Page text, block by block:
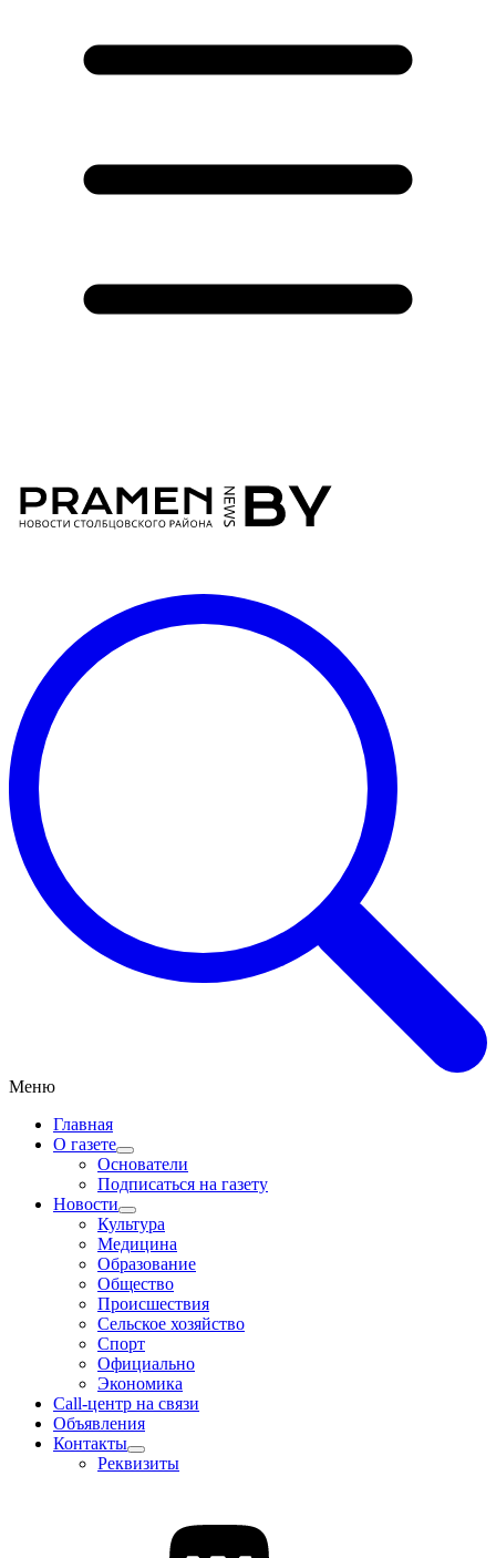
Меню
Главная
О газете
Основатели
Подписаться на газету
Новости
Культура
Медицина
Образование
Общество
Происшествия
Сельское хозяйство
Спорт
Официально
Экономика
Call-центр на связи
Объявления
Контакты
Реквизиты